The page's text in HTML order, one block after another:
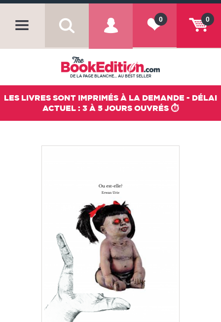
0
0
DE LA PAGE BLANCHE... AU BEST SELLER
LES LIVRES SONT IMPRIMÉS À LA DEMANDE - DÉLAI
ACTUEL : 3 À 5 JOURS OUVRÉS ⏱️